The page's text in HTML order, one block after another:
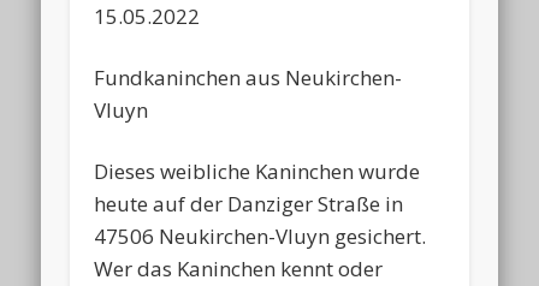
15.05.2022
Fundkaninchen aus Neukirchen-
Vluyn
Dieses weibliche Kaninchen wurde
heute auf der Danziger Straße in
47506 Neukirchen-Vluyn gesichert.
Wer das Kaninchen kennt oder